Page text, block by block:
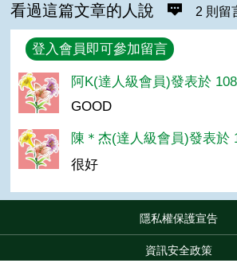
看過這篇文章的人說 2 則留
回覆
登入會員即可參加留言
阿K(達人級會員)發表於
GOOD
陳＊杰(達人級會員)發表於
很好
隱私權保護宣告
資訊安全政策